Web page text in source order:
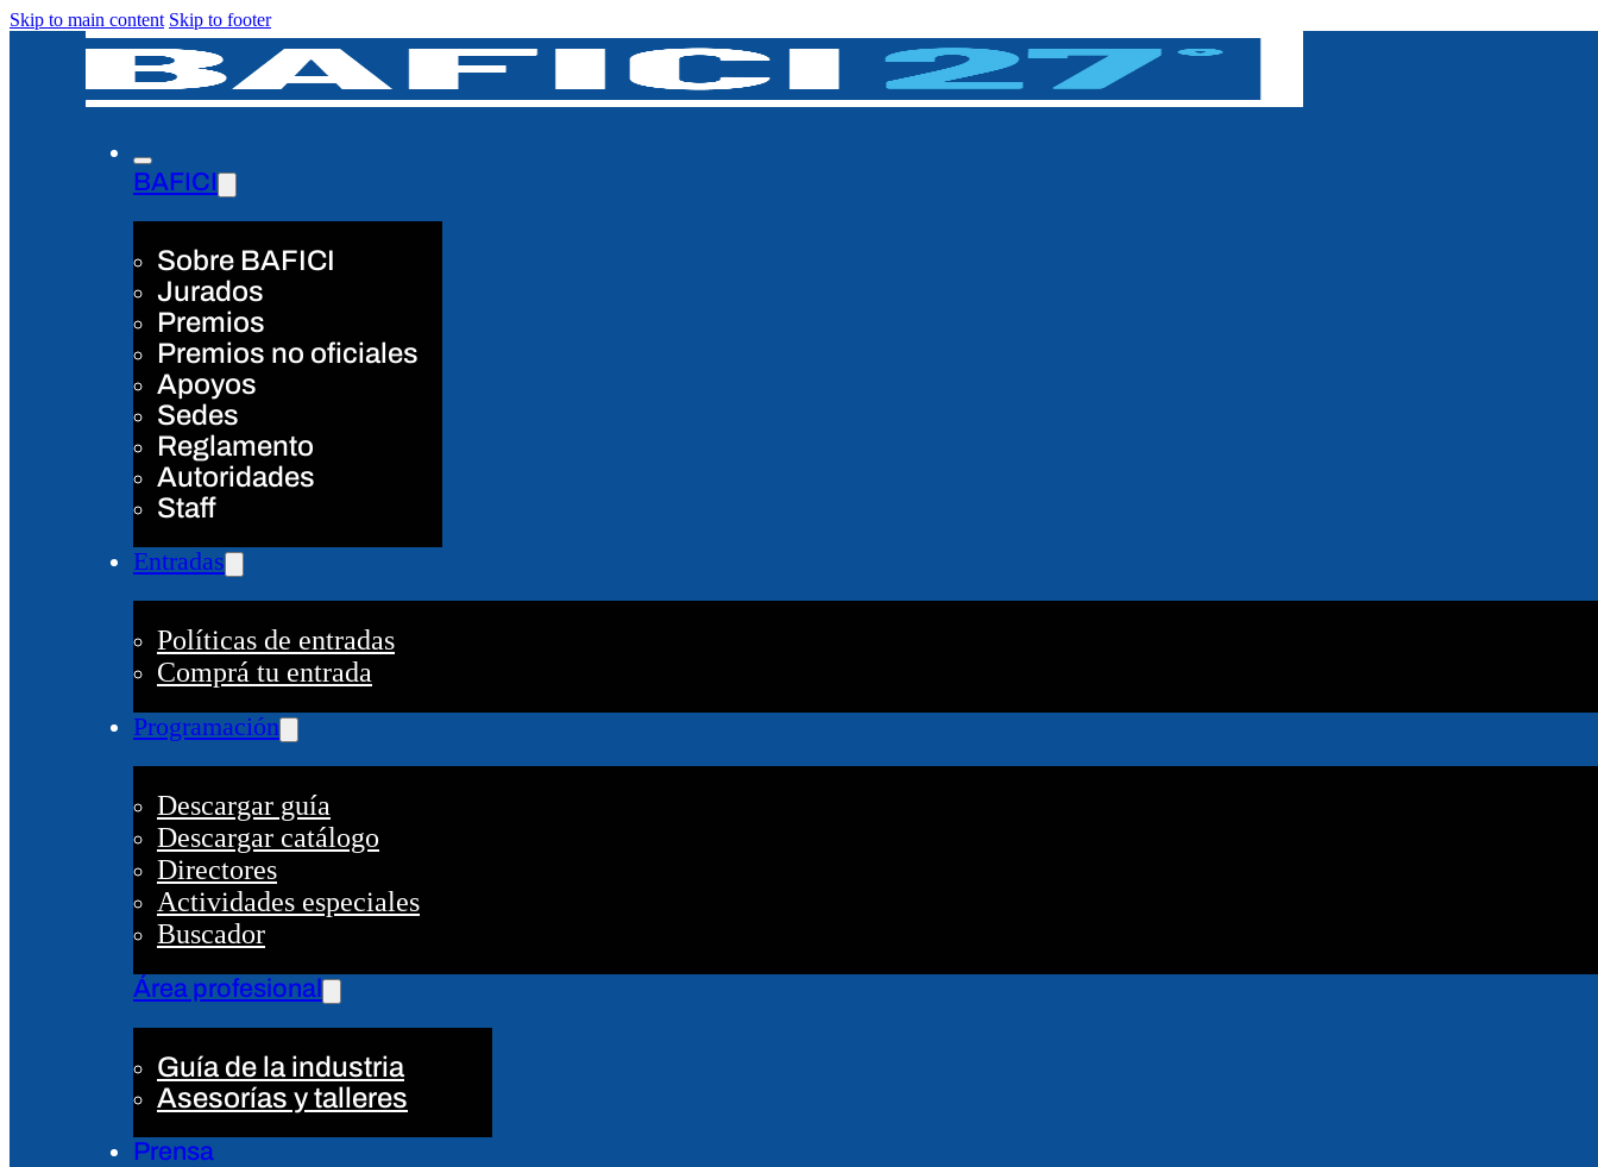
Skip to main content Skip to footer
BAFICI
Sobre BAFICI
Jurados
Premios
Premios no oficiales
Apoyos
Sedes
Reglamento
Autoridades
Staff
Entradas
Políticas de entradas
Comprá tu entrada
Programación
Descargar guía
Descargar catálogo
Directores
Actividades especiales
Buscador
Área profesional
Guía de la industria
Asesorías y talleres
Prensa